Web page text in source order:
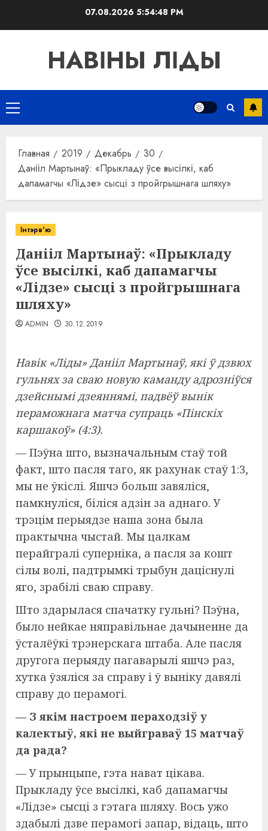
07.08.2026 5:54:48 PM
НАВІНЫ ЛІДЫ
Основное
меню
Главная 2019 Декабрь
30
Данііл Мартынаў: «Прыкладу ўсе высілкі, каб
дапамагчы «Лідзе» сысці з пройгрышнага шляху»
Інтэрв'ю
Данііл Мартынаў: «Прыкладу
ўсе высілкі, каб дапамагчы
«Лідзе» сысці з пройгрышнага
шляху»
ADMIN 30.12.2019
Навік «Ліды» Данііл Мартынаў, які ў дзвюх
гульнях за сваю новую каманду адрозніўся
дзейснымі дзеяннямі, падвёў вынік
пераможнага матча супраць «Пінскіх
каршакоў» (4:3).
— Пэўна што, вызначальным стаў той
факт, што пасля таго, як рахунак стаў 1:3,
мы не ўкіслі. Яшчэ больш завяліся,
памкнуліся, біліся адзін за аднаго. У
трэцім перыядзе наша зона была
практычна чыстай. Мы цалкам
перайгралі суперніка, а пасля за кошт
сілы волі, падтрымкі трыбун даціснулі
яго, зрабілі сваю справу.
Што здарылася спачатку гульні? Пэўна,
было нейкае няправільнае дачыненне да
ўсталёўкі трэнерскага штаба. Але пасля
другога перыяду пагаварылі яшчэ раз,
хутка ўзяліся за справу і ў выніку давялі
справу до перамогі.
— З якім настроем пераходзіў у
калектыў, які не выйграваў 15 матчаў
да рада?
— У прынцыпе, гэта нават цікава.
Прыкладу ўсе высілкі, каб дапамагчы
«Лідзе» сысці з гэтага шляху. Вось ужо
здабылі дзве перамогі запар, відаць, што